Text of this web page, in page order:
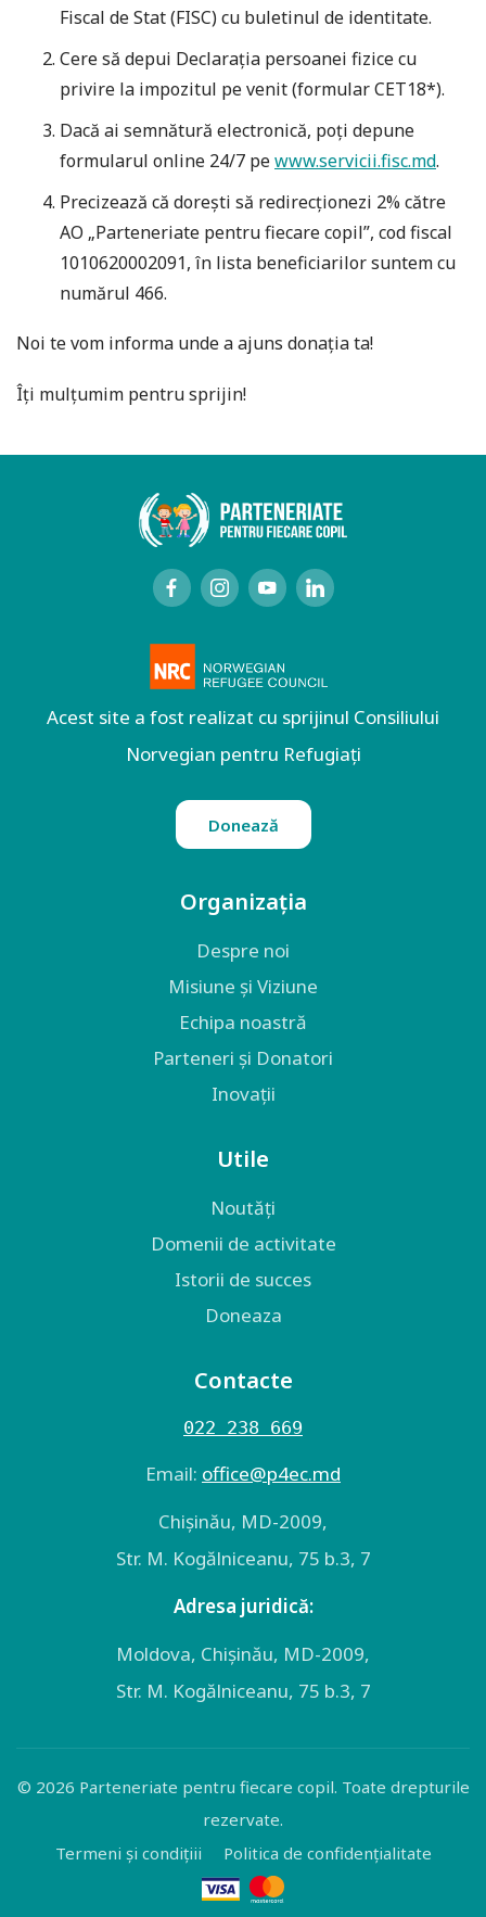
Fiscal de Stat (FISC) cu buletinul de identitate.
Cere să depui Declarația persoanei fizice cu
privire la impozitul pe venit (formular CET18*).
Dacă ai semnătură electronică, poți depune
formularul online 24/7 pewww.servicii.fisc.md.
Precizează că dorești să redirecționezi 2% către
AO „Parteneriate pentru fiecare copil”, cod fiscal
1010620002091, în lista beneficiarilor suntem cu
numărul 466.
Noi te vom informa unde a ajuns donația ta!
Îți mulțumim pentru sprijin!
Acest site a fost realizat cu sprijinul Consiliului
Norvegian pentru Refugiați
Donează
Organizația
Despre noi
Misiune și Viziune
Echipa noastră
Parteneri și Donatori
Inovații
Utile
Noutăți
Domenii de activitate
Istorii de succes
Doneaza
Contacte
022 238 669
Email: оffice@p4ec.md
Chişinău, MD-2009,
Str. M. Kogălniceanu, 75 b.3, 7
Adresa juridică:
Moldova, Chişinău, MD-2009,
Str. M. Kogălniceanu, 75 b.3, 7
© 2026 Parteneriate pentru fiecare copil. Toate drepturile
rezervate.
Termeni și condițiii
Politica de confidențialitate